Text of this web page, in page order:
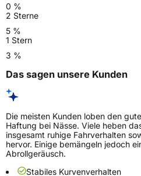
0 %
2 Sterne
5 %
1 Stern
3 %
Das sagen unsere Kunden
Die meisten Kunden loben den
Haftung bei Nässe. Viele heben
insgesamt ruhige Fahrverhalten
hervor. Einige bemängeln jedoch
Abrollgeräusch.
Stabiles Kurvenverhalten